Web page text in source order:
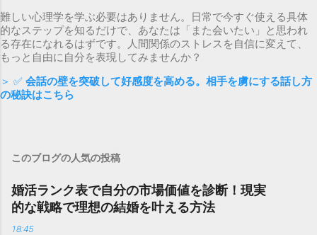
難しい心理学を学ぶ必要はありません。日常で今すぐ使える具体
的なステップを知るだけで、あなたは「また会いたい」と思われ
る存在になれるはずです。人間関係のストレスを自信に変えて、
もっと自由に自分を表現してみませんか？
＞ ✅ 会話の壁を突破して好感度を高める。相手を虜にする話し方
の秘訣はこちら
このブログの人気の投稿
婚活ランク表で自分の市場価値を診断！現実
的な戦略で理想の結婚を叶える方法
18:45